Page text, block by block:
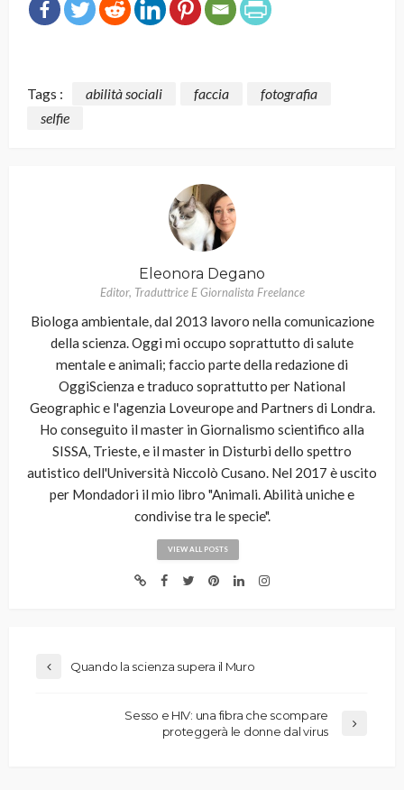
Tags : abilità sociali faccia
fotografia
selfie
Eleonora Degano
Editor, Traduttrice E Giornalista Freelance
Biologa ambientale, dal 2013 lavoro nella comunicazione
della scienza. Oggi mi occupo soprattutto di salute
mentale e animali; faccio parte della redazione di
OggiScienza e traduco soprattutto per National
Geographic e l'agenzia Loveurope and Partners di Londra.
Ho conseguito il master in Giornalismo scientifico alla
SISSA, Trieste, e il master in Disturbi dello spettro
autistico dell'Università Niccolò Cusano. Nel 2017 è uscito
per Mondadori il mio libro "Animali. Abilità uniche e
condivise tra le specie".
VIEW ALL POSTS
Quando la scienza supera il Muro
Sesso e HIV: una fibra che scompare
proteggerà le donne dal virus